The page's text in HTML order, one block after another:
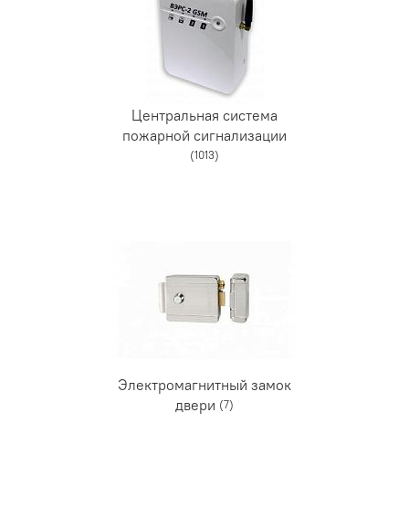
Центральная система
пожарной сигнализации
(1013)
Электромагнитный замок
двери (7)